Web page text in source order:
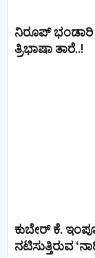
ನಿರೂಪ್ ಭಂಡಾರಿ
ತ್ರಿಭಾಷಾ ತಾರೆ..!
ಕುಬೇರ್ ಕೆ.
ನಟಿಸುತ್ತಿರುವ